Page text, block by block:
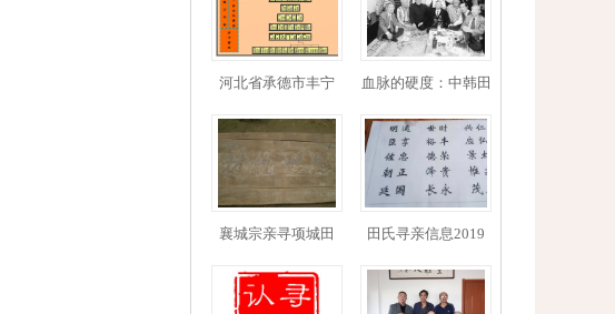
河北省承德市丰宁 血脉的硬度：中韩田
襄城宗亲寻项城田 田氏寻亲信息2019